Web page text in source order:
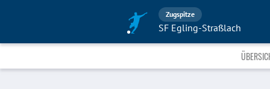
Zugspitze
SF Egling-Straßlach